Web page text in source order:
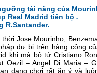
tài năng của
Real Madrid tiến bộ .
R.Santander.
thời Jose Mourinho,
dự bị trên hàng công
khi mà bộ tứ Cristiano
Oezil – Angel Di Maria –
đang chơi rất ăn ý và